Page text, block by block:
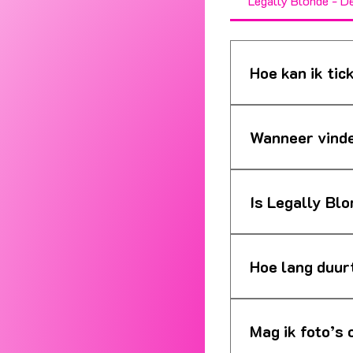
Hoe kan ik
beperkt!
Wanneer
25/04 - 15/05 -
Is Legally
voor, maar alles
Hoe lang
Mag ik foto’s